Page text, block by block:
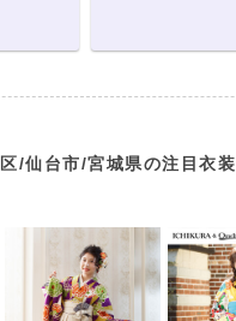
/仙台市/宮城県の注目衣装